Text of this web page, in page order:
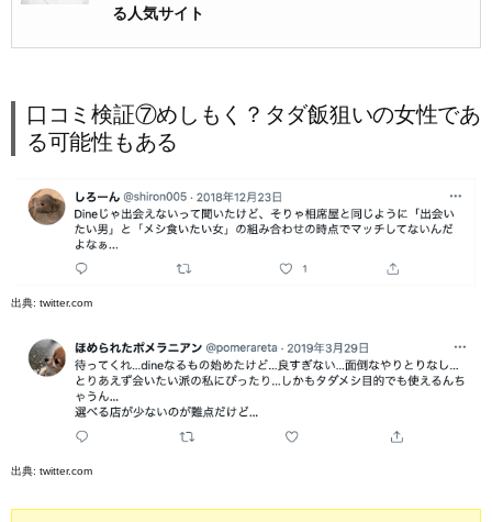
る人気サイト
口コミ検証⑦めしもく？タダ飯狙いの女性であ
る可能性もある
出典: twitter.com
出典: twitter.com